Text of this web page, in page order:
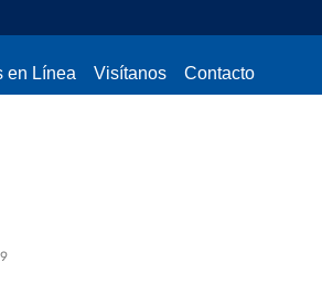
en Línea Visítanos Contacto